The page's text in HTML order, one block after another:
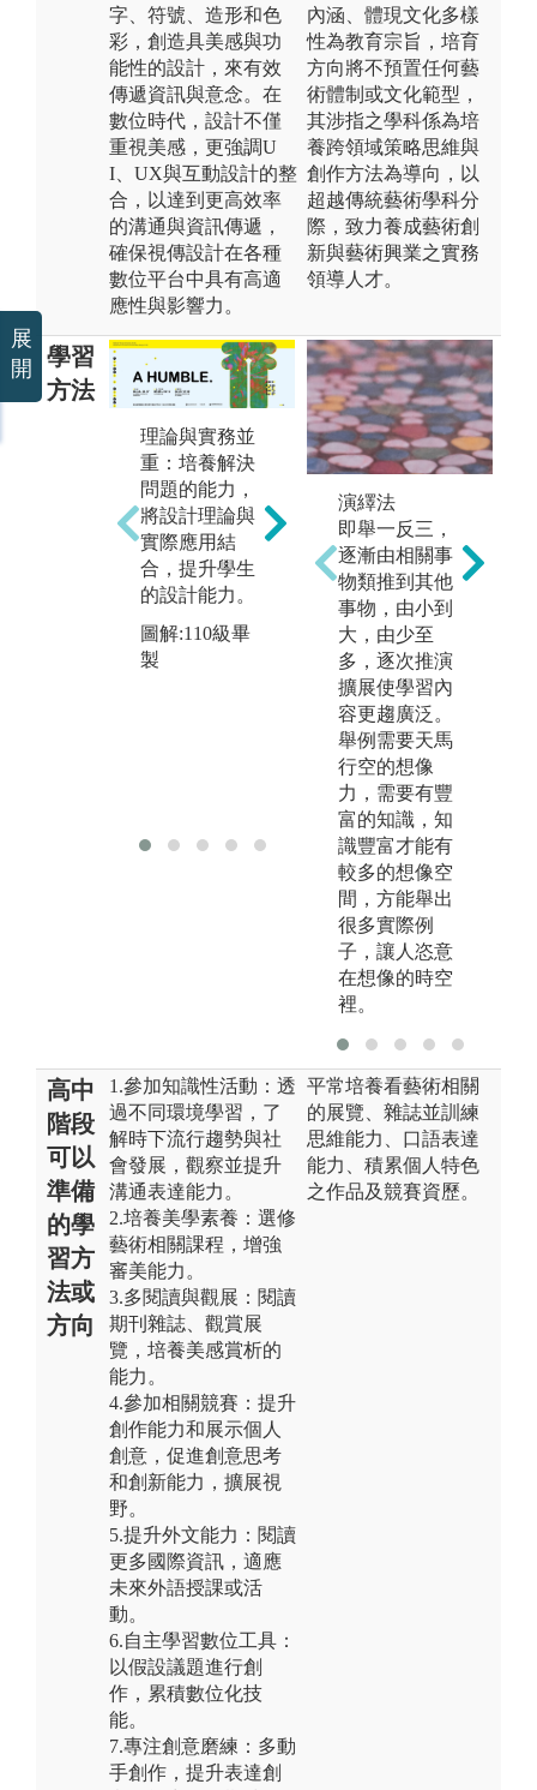
字、符號、造形和色
彩，創造具美感與功
能性的設計，來有效
傳遞資訊與意念。在
數位時代，設計不僅
重視美感，更強調U
I、UX與互動設計的整
合，以達到更高效率
的溝通與資訊傳遞，
確保視傳設計在各種
數位平台中具有高適
應性與影響力。
內涵、體現文化多樣
性為教育宗旨，培育
方向將不預置任何藝
術體制或文化範型，
其涉指之學科係為培
養跨領域策略思維與
創作方法為導向，以
超越傳統藝術學科分
際，致力養成藝術創
新與藝術興業之實務
領導人才。
學習
方法
理論與實務並
重：培養解決
問題的能力，
將設計理論與
實際應用結
合，提升學生
的設計能力。
圖解:110級畢
製
專題實作：主
題式設計訓
練，培養跨域
設計專案的能
力，讓學生在
實作中學習。
圖解:110級畢
製「潛臺詞」
演繹法
即舉一反三，
逐漸由相關事
物類推到其他
事物，由小到
大，由少至
多，逐次推演
擴展使學習內
容更趨廣泛。
舉例需要天馬
行空的想像
力，需要有豐
富的知識，知
識豐富才能有
較多的想像空
間，方能舉出
很多實際例
子，讓人恣意
在想像的時空
裡。
高中
階段
可以
準備
的學
習方
法或
方向
1.參加知識性活動：透
過不同環境學習，了
解時下流行趨勢與社
會發展，觀察並提升
溝通表達能力。
2.培養美學素養：選修
藝術相關課程，增強
審美能力。
3.多閱讀與觀展：閱讀
期刊雜誌、觀賞展
覽，培養美感賞析的
能力。
4.參加相關競賽：提升
創作能力和展示個人
創意，促進創意思考
和創新能力，擴展視
野。
5.提升外文能力：閱讀
更多國際資訊，適應
未來外語授課或活
動。
6.自主學習數位工具：
以假設議題進行創
作，累積數位化技
能。
7.專注創意磨練：多動
手創作，提升表達創
平常培養看藝術相關
的展覽、雜誌並訓練
思維能力、口語表達
能力、積累個人特色
之作品及競賽資歷。
展
開